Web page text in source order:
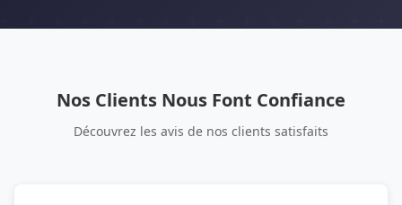
Nos Clients Nous Font Confiance
Découvrez les avis de nos clients satisfaits